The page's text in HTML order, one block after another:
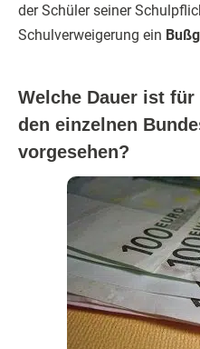
der Schüler seiner
Schulverweigerung ein
Welche Dauer ist
den einzelnen
vorgesehen?